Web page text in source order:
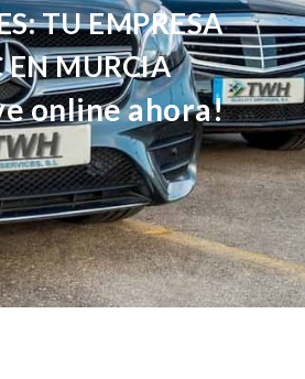
TU EMPRESA
EN MURCIA
online ahora!